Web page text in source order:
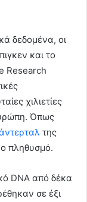
δεδομένα, οι
και το
Research
χιλιετίες
Όπως
της
πληθυσμό.
DNA από δέκα
σε έξι